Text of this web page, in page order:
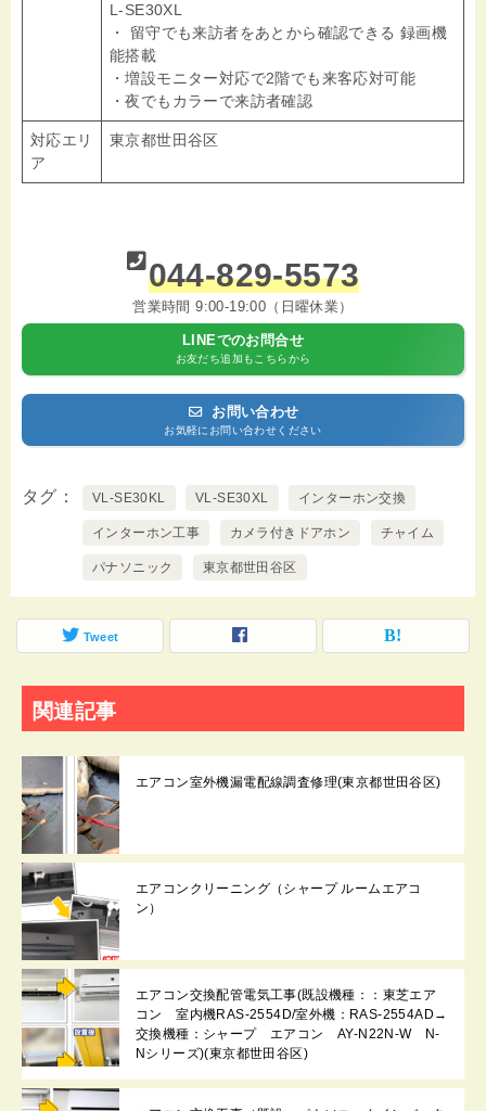
L-SE30XL
・ 留守でも来訪者をあとから確認できる 録画機
能搭載
・増設モニター対応で2階でも来客応対可能
・夜でもカラーで来訪者確認
対応エリ
ア
東京都世田谷区
044-829-5573
営業時間 9:00-19:00（日曜休業）
LINEでのお問合せ
お友だち追加もこちらから
お問い合わせ
お気軽にお問い合わせください
タグ VL-SE30KL VL-SE30XL インターホン交換
インターホン工事 カメラ付きドアホン チャイム
パナソニック 東京都世田谷区
Tweet
関連記事
エアコン室外機漏電配線調査修理(東京都世田谷区)
エアコンクリーニング（シャープ ルームエアコ
ン）
エアコン交換配管電気工事(既設機種：：東芝エア
コン 室内機RAS-2554D/室外機：RAS-2554AD→
交換機種：シャープ エアコン AY-N22N-W N-
Nシリーズ)(東京都世田谷区)